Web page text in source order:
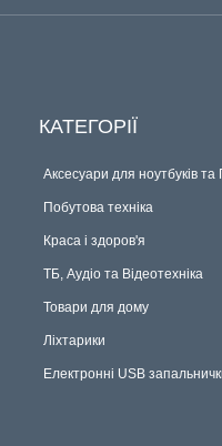
КАТЕГОРІЇ
Аксесуари для ноутбуків та
Побутова техніка
Краса і здоров'я
ТБ, Аудіо та Відеотехніка
Товари для дому
Ліхтарики
Електронні USB